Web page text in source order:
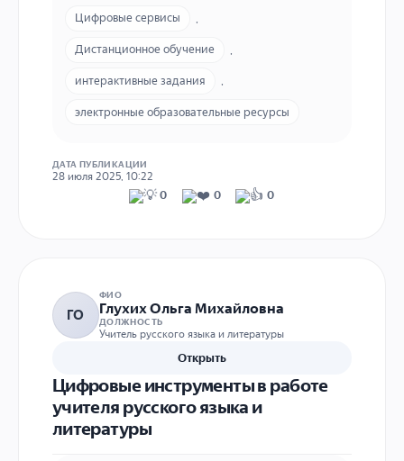
Цифровые сервисы
Дистанционное обучение
интерактивные задания
электронные образовательные ресурсы
ДАТА ПУБЛИКАЦИИ
28 июля 2025, 10:22
0
0 0
ГО
ФИО
Глухих Ольга Михайловна
ДОЛЖНОСТЬ
Учитель русского языка и литературы
Открыть
Цифровые инструменты в работе
учителя русского языка и
литературы